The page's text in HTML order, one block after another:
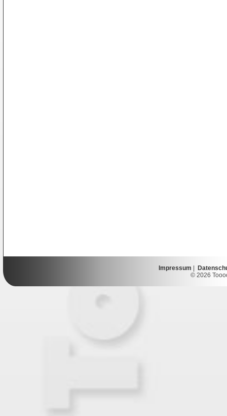
Impressum
© 2026